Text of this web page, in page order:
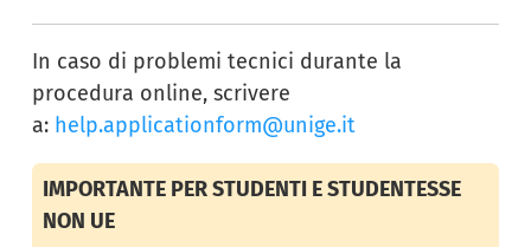
In caso di problemi tecnici durante la
procedura online, scrivere
a: help.applicationform@unige.it
IMPORTANTE PER STUDENTI E STUDENTESSE
NON UE